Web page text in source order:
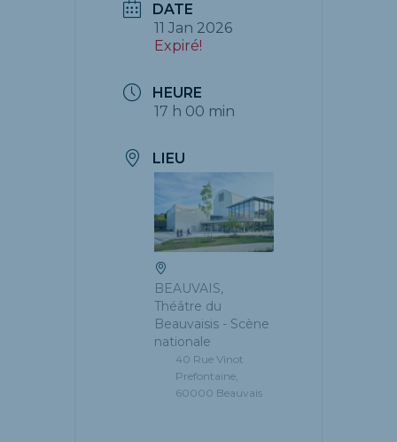
DATE
11 Jan 2026
Expiré!
HEURE
17 h 00 min
LIEU
BEAUVAIS,
Théâtre du
Beauvaisis - Scène
nationale
40 Rue Vinot
Prefontaine,
60000 Beauvais